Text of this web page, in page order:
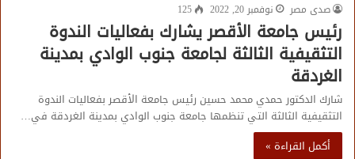
صدى مصر
نوفمبر 20, 2022 125
رئيس جامعة الأقصر يشارك بفعاليات الندوة
التثقيفية الثالثة لجامعة جنوب الوادي بمدينة
الغردقة
شارك الدكتور حمدي محمد حسين رئيس جامعة الأقصر بفعاليات الندوة
التثقيفية الثالثة التي تنظمها جامعة جنوب الوادي بمدينة الغردقة في…
أكمل القراءة »